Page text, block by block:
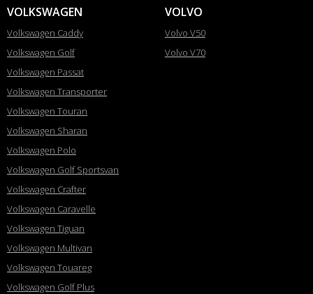
VOLKSWAGEN
Volkswagen Caddy
Volkswagen Golf
Volkswagen Passat
Volkswagen Transporter
Volkswagen Touran
Volkswagen Sharan
Volkswagen Polo
Volkswagen Golf Sportsvan
Volkswagen Crafter
Volkswagen Caravelle
Volkswagen Tiguan
Volkswagen Multivan
Volkswagen Touareg
Volkswagen Golf Plus
VOLVO
Volvo V50
Volvo V70